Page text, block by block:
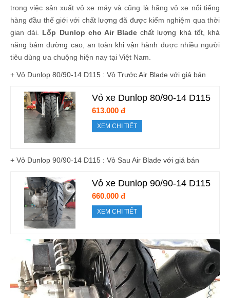
trong việc sản xuất vỏ xe máy và cũng là hãng vỏ xe nổi tiếng
hàng đầu thế giới với chất lượng đã được kiểm nghiệm qua thời
gian dài. Lốp Dunlop cho Air Blade chất lượng khá tốt, khả
năng bám đường cao, an toàn khi vận hành được nhiều người
tiêu dùng ưa chuộng hiện nay tại Việt Nam.
+ Vỏ Dunlop 80/90-14 D115 : Vỏ Trước Air Blade với giá bán
Vỏ xe Dunlop 80/90-14 D115
613.000 đ
XEM CHI TIẾT
+ Vỏ Dunlop 90/90-14 D115 : Vỏ Sau Air Blade với giá bán
Vỏ xe Dunlop 90/90-14 D115
660.000 đ
XEM CHI TIẾT